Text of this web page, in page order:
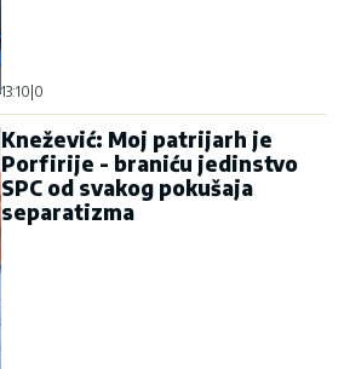
13:10 0
Knežević: Moj patrijarh je
Porfirije - braniću jedinstvo
SPC od svakog pokušaja
separatizma